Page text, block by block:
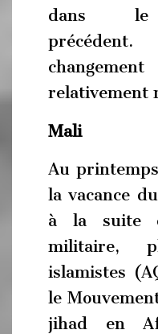
dans le
relativement
Mali
Au
la vacance
à la suite
militaire,
islamistes
le
jihad en